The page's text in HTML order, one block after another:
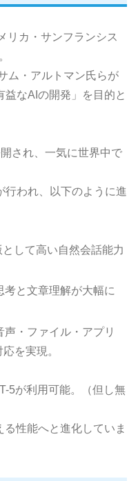
リカ・サンフランシス
ム・アルトマン氏らが
なAIの開発」を目的と
され、一気に世界中で
行われ、以下のように進
として高い自然会話能力
考と文章理解が大幅に
声・ファイル・アプリ
を実現。
5が利用可能。（但し無
性能へと進化していま